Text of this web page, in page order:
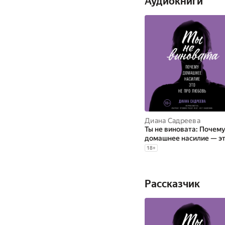
Диана Садреева
Ты не виновата: Почему
домашнее насилие —
про любовь
18+
Рассказчик